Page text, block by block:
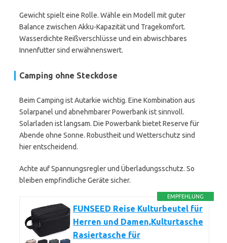
Gewicht spielt eine Rolle. Wähle ein Modell mit guter
Balance zwischen Akku-Kapazität und Tragekomfort.
Wasserdichte Reißverschlüsse und ein abwischbares
Innenfutter sind erwähnenswert.
Camping ohne Steckdose
Beim Camping ist Autarkie wichtig. Eine Kombination aus
Solarpanel und abnehmbarer Powerbank ist sinnvoll.
Solarladen ist langsam. Die Powerbank bietet Reserve für
Abende ohne Sonne. Robustheit und Wetterschutz sind
hier entscheidend.
Achte auf Spannungsregler und Überladungsschutz. So
bleiben empfindliche Geräte sicher.
EMPFEHLUNG
FUNSEED Reise Kulturbeutel für
Herren und Damen,Kulturtasche
Rasiertasche für